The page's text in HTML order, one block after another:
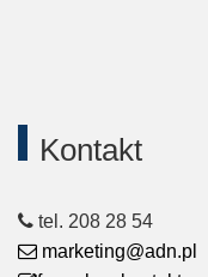
Kontakt
tel. 208 28 54
marketing@adn.pl